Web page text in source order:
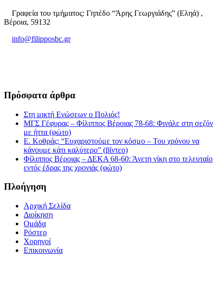
Γραφεία του τμήματος: Γηπέδο “Άρης Γεωργιάδης” (Εληά) ,
Βέροια, 59132
info@filipposbc.gr
Πρόσφατα άρθρα
Στη μικτή Ενώσεων ο Πολιός!
ΜΓΣ Γέφυρας – Φίλιππος Βέροιας 78-68: Φινάλε στη σεζόν
με ήττα (φώτο)
Ε. Κοθράς: “Ευχαριστούμε τον κόσμο – Του χρόνου να
κάνουμε κάτι καλύτερο” (βίντεο)
Φίλιππος Βέροιας – ΔΕΚΑ 68-60: Άνετη νίκη στο τελευταίο
εντός έδρας της χρονιάς (φώτο)
Πλοήγηση
Αρχική Σελίδα
Διοίκηση
Ομάδα
Ρόστερ
Χορηγοί
Επικοινωνία